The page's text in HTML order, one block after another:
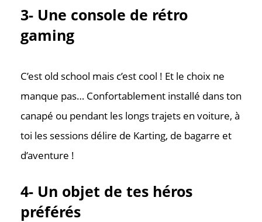
3- Une console de rétro
gaming
C’est old school mais c’est cool ! Et le choix ne
manque pas… Confortablement installé dans ton
canapé ou pendant les longs trajets en voiture, à
toi les sessions délire de Karting, de bagarre et
d’aventure !
4- Un objet de tes héros
préférés